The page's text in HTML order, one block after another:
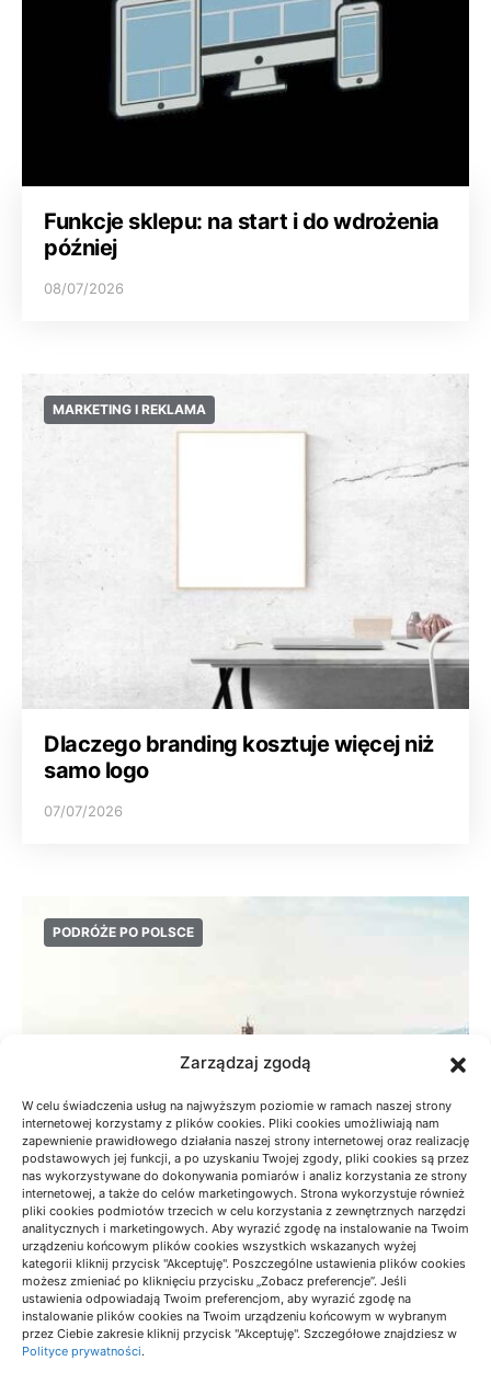
Zarządzaj zgodą
W celu świadczenia usług na najwyższym poziomie w ramach naszej strony
internetowej korzystamy z plików cookies. Pliki cookies umożliwiają nam
zapewnienie prawidłowego działania naszej strony internetowej oraz realizację
podstawowych jej funkcji, a po uzyskaniu Twojej zgody, pliki cookies są przez
nas wykorzystywane do dokonywania pomiarów i analiz korzystania ze strony
internetowej, a także do celów marketingowych. Strona wykorzystuje również
pliki cookies podmiotów trzecich w celu korzystania z zewnętrznych narzędzi
analitycznych i marketingowych. Aby wyrazić zgodę na instalowanie na Twoim
urządzeniu końcowym plików cookies wszystkich wskazanych wyżej
kategorii kliknij przycisk "Akceptuję". Poszczególne ustawienia plików cookies
możesz zmieniać po kliknięciu przycisku „Zobacz preferencje”. Jeśli
ustawienia odpowiadają Twoim preferencjom, aby wyrazić zgodę na
instalowanie plików cookies na Twoim urządzeniu końcowym w wybranym
przez Ciebie zakresie kliknij przycisk "Akceptuję". Szczegółowe znajdziesz w
Polityce prywatności.
Funkcje sklepu: na start i do wdrożenia
później
08/07/2026
MARKETING I REKLAMA
Dlaczego branding kosztuje więcej niż
samo logo
07/07/2026
PODRÓŻE PO POLSCE
Radziejowa z Obidzy: czas przejścia i
przygotowanie
18/06/2026